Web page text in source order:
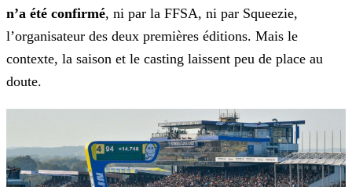
n’a été confirmé, ni par la FFSA, ni par Squeezie,
l’organisateur des deux premières éditions. Mais le
contexte, la saison et le casting laissent peu de place au
doute.